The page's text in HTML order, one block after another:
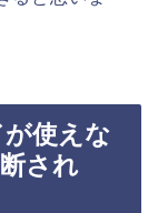
使えな
され